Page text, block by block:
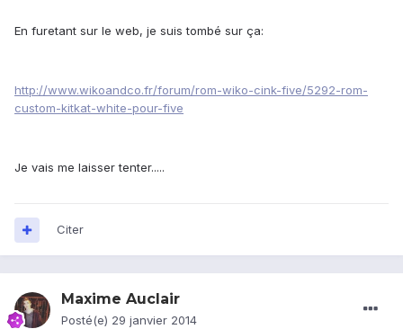
En furetant sur le web, je suis tombé sur ça:
http://www.wikoandco.fr/forum/rom-wiko-cink-five/5292-rom-
custom-kitkat-white-pour-five
Je vais me laisser tenter.....
Citer
Maxime Auclair
Posté(e) 29 janvier 2014